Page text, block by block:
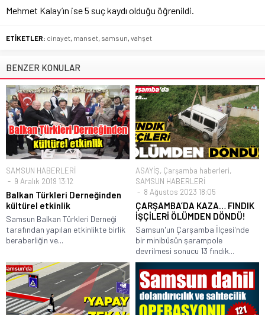
Mehmet Kalay’ın ise 5 suç kaydı olduğu öğrenildi.
ETİKETLER: cinayet manset samsun vahşet
BENZER KONULAR
SAMSUN HABERLERİ
9 Aralık 2019 13:12
Balkan Türkleri Derneğinden
kültürel etkinlik
Samsun Balkan Türkleri Derneği
tarafından yapılan etkinlikte birlik
beraberliğin ve...
ASAYİŞ, Çarşamba haberleri,
SAMSUN HABERLERİ
8 Ağustos 2023 18:05
ÇARŞAMBA’DA KAZA… FINDIK
İŞÇİLERİ ÖLÜMDEN DÖNDÜ!
Samsun'un Çarşamba İlçesi'nde
bir minibüsün şarampole
devrilmesi sonucu 13 fındık...